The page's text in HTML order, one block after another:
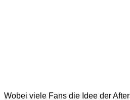
Wobei viele Fans die Idee der